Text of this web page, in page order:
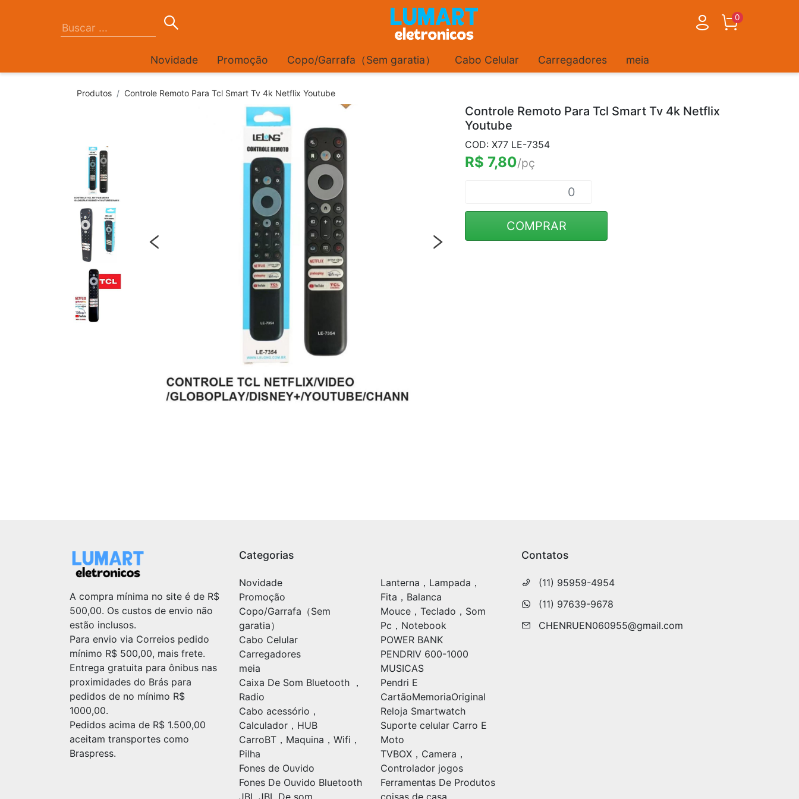
0
Novidade Promoção Copo/Garrafa（Sem garatia） Cabo Celular Carregadores meia
Produtos Controle Remoto Para Tcl Smart Tv 4k Netflix Youtube
Controle Remoto Para Tcl Smart Tv 4k Netflix
Youtube
COD: X77 LE-7354
R$ 7,80/pç
COMPRAR
A compra mínima no site é de R$
500,00. Os custos de envio não
estão inclusos.
Para envio via Correios pedido
mínimo R$ 500,00, mais frete.
Entrega gratuita para ônibus nas
proximidades do Brás para
pedidos de no mínimo R$
1000,00.
Pedidos acima de R$ 1.500,00
aceitam transportes como
Braspress.
Categorias
Novidade
Promoção
Copo/Garrafa（Sem
garatia）
Cabo Celular
Carregadores
meia
Caixa De Som Bluetooth ，
Radio
Cabo acessório，
Calculador，HUB
CarroBT，Maquina，Wifi，
Pilha
Fones de Ouvido
Fones De Ouvido Bluetooth
JBL JBL De som
Lanterna，Lampada，
Fita，Balanca
Mouce，Teclado，Som
Pc，Notebook
POWER BANK
PENDRIV 600-1000
MUSICAS
Pendri E
CartãoMemoriaOriginal
Reloja Smartwatch
Suporte celular Carro E
Moto
TVBOX，Camera，
Controlador jogos
Ferramentas De Produtos
coisas de casa
Contatos
(11) 95959-4954
(11) 97639-9678
CHENRUEN060955@gmail.com